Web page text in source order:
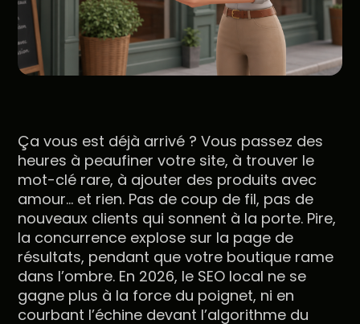
Ça vous est déjà arrivé ? Vous passez des
heures à peaufiner votre site, à trouver le
mot-clé rare, à ajouter des produits avec
amour… et rien. Pas de coup de fil, pas de
nouveaux clients qui sonnent à la porte. Pire,
la concurrence explose sur la page de
résultats, pendant que votre boutique rame
dans l’ombre. En 2026, le SEO local ne se
gagne plus à la force du poignet, ni en
courbant l’échine devant l’algorithme du